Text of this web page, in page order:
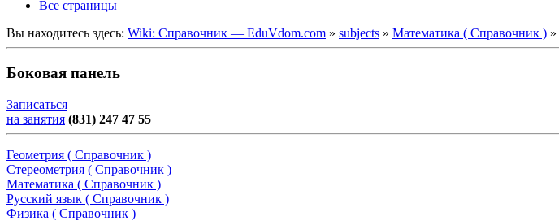
Все страницы
Вы находитесь здесь: Wiki: Справочник — EduVdom.com » subjects » Математика ( Справочник ) »
Боковая панель
Записаться
на занятия (831) 247 47 55
Геометрия ( Справочник )
Стереометрия ( Справочник )
Математика ( Справочник )
Русский язык ( Справочник )
Физика ( Справочник )